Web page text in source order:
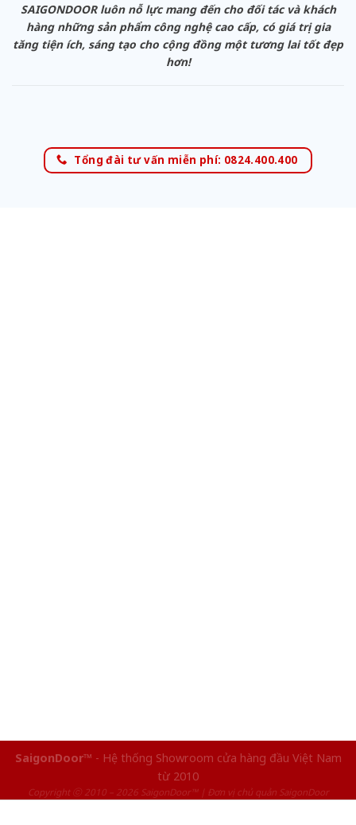
SAIGONDOOR luôn nỗ lực mang đến cho đối tác và khách
hàng những sản phẩm công nghệ cao cấp, có giá trị gia
tăng tiện ích, sáng tạo cho cộng đồng một tương lai tốt đẹp
hơn!
Tổng đài tư vấn miễn phí: 0824.400.400
SaigonDoor™ - Hệ thống Showroom cửa hàng đầu Việt Nam
từ 2010
Copyright ⓒ 2010 – 2026 SaigonDoor™ | Đơn vị chủ quản SaigonDoor